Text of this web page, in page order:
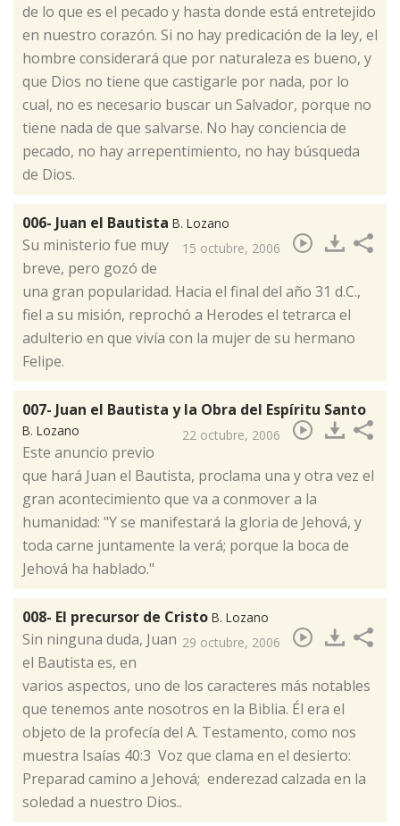
de lo que es el pecado y hasta donde está entretejido
en nuestro corazón. Si no hay predicación de la ley, el
hombre considerará que por naturaleza es bueno, y
que Dios no tiene que castigarle por nada, por lo
cual, no es necesario buscar un Salvador, porque no
tiene nada de que salvarse. No hay conciencia de
pecado, no hay arrepentimiento, no hay búsqueda
de Dios.
006- Juan el Bautista B. Lozano
15 octubre, 2006
​Su ministerio fue muy
breve, pero gozó de
una gran popularidad. Hacia el final del año 31 d.C.,
fiel a su misión, reprochó a Herodes el tetrarca el
adulterio en que vivía con la mujer de su hermano
Felipe.
007- Juan el Bautista y la Obra del Espíritu Santo
B. Lozano 22 octubre, 2006
​Este anuncio previo
que hará Juan el Bautista, proclama una y otra vez el
gran acontecimiento que va a conmover a la
humanidad: "Y se manifestará la gloria de Jehová, y
toda carne juntamente la verá; porque la boca de
Jehová ha hablado."
008- El precursor de Cristo B. Lozano
29 octubre, 2006
​Sin ninguna duda, Juan
el Bautista es, en
varios aspectos, uno de los caracteres más notables
que tenemos ante nosotros en la Biblia. Él era el
objeto de la profecía del A. Testamento, como nos
muestra Isaías 40:3 Voz que clama en el desierto:
Preparad camino a Jehová; enderezad calzada en la
soledad a nuestro Dios..